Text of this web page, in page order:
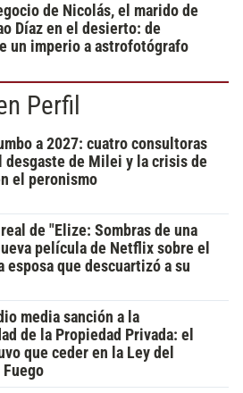
de Nicolás, el marido de
Díaz en el desierto: de
un imperio a astrofotógrafo
Perfil
a 2027: cuatro consultoras
desgaste de Milei y la crisis de
el peronismo
de "Elize: Sombras de una
película de Netflix sobre el
esposa que descuartizó a su
media sanción a la
de la Propiedad Privada: el
que ceder en la Ley del